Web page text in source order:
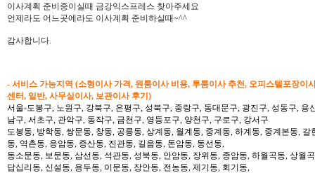
이사계획 준비중이실때 금강익스프레스 찾아주세요
언제라도 어느곳에라도 이사계획 준비하실때~^^
감사합니다.
- 서비스 가능지역 (소형이사 가격, 원룸이사 비용, 투룸이사 추천, 오피스텔포장이
센터, 일반, 사무실이사, 보관이사 후기)
서울-도봉구, 노원구, 강북구, 은평구, 성북구, 중랑구, 동대문구, 광진구, 성동구,
남구, 서초구, 관악구, 동작구, 금천구, 영등포구, 양천구, 구로구, 강서구
도봉동, 방학동, 쌍문동, 창동, 공릉동, 상계동, 월계동, 중계동, 하계동, 중계본동,
동, 역촌동, 응암동, 증산동, 진관동, 길음동, 돈암동, 동선동,
동소문동, 보문동, 삼선동, 석관동, 성북동, 안암동, 장위동, 종암동, 하월곡동, 상월
답십리동, 신설동, 용두동, 이문동, 장안동, 전농동, 제기동, 회기동,